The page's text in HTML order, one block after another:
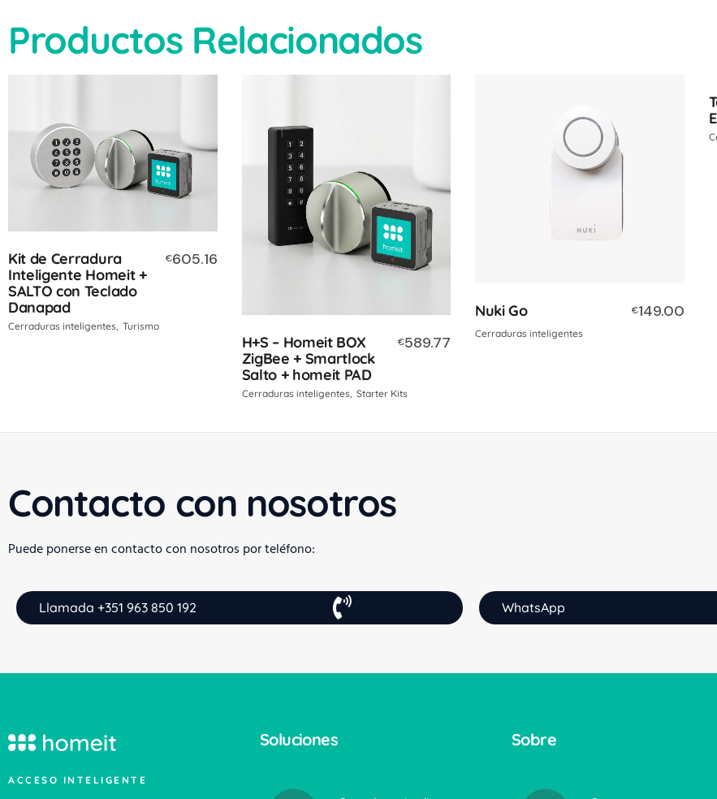
Productos Relacionados
Kit de Cerradura
Inteligente Homeit +
SALTO con Teclado
Danapad
€605.16
Cerraduras inteligentes Turismo
H+S – Homeit BOX
ZigBee + Smartlock
Salto + homeit PAD
€589.77
Cerraduras inteligentes Starter Kits
Nuki Go €149.00
Cerraduras inteligentes
Contacto con nosotros
Puede ponerse en contacto con nosotros por teléfono:
Llamada +351 963 850 192 WhatsApp
ACCESO INTELIGENTE
Soluciones Sobre